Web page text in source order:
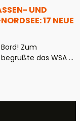
UND S
17 NEUE A
Zum
das WSA ...